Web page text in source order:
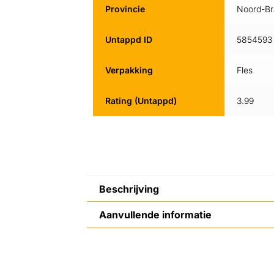
Provincie Noord-
Untappd ID 5854593
Verpakking Fles
Rating (Untappd) 3.99
Beschrijving
Aanvullende informatie